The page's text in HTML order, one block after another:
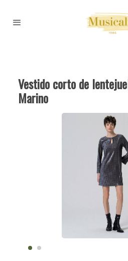
Vestido corto de
Marino